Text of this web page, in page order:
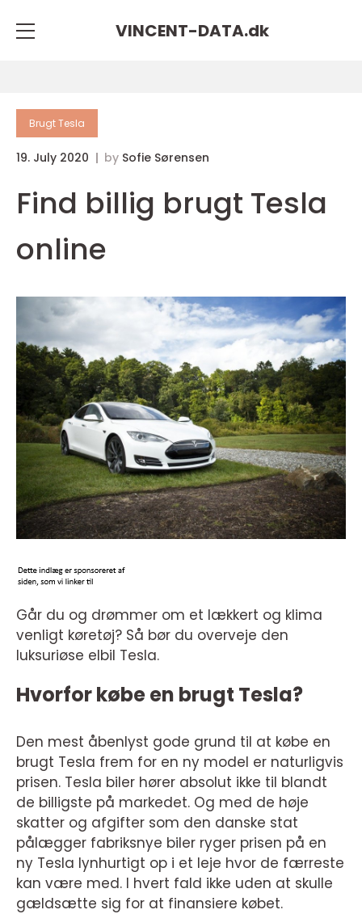
VINCENT-DATA.dk
Brugt Tesla
19. July 2020 by Sofie Sørensen
Find billig brugt Tesla
online
Går du og drømmer om et lækkert og klima
venligt køretøj? Så bør du overveje den
luksuriøse elbil Tesla.
Hvorfor købe en brugt Tesla?
Den mest åbenlyst gode grund til at købe en
brugt Tesla frem for en ny model er naturligvis
prisen. Tesla biler hører absolut ikke til blandt
de billigste på markedet. Og med de høje
skatter og afgifter som den danske stat
pålægger fabriksnye biler ryger prisen på en
ny Tesla lynhurtigt op i et leje hvor de færreste
kan være med. I hvert fald ikke uden at skulle
gældsætte sig for at finansiere købet.